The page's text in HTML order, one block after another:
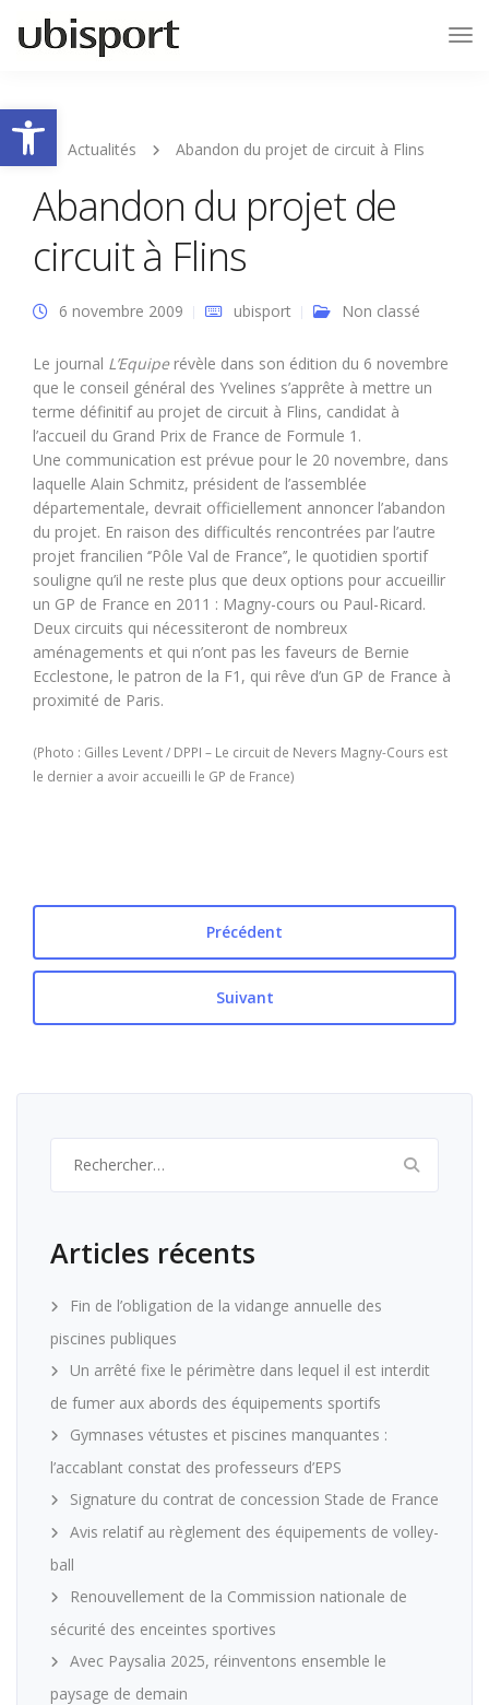
Ouvrir la barre d’outils
Actualités Abandon du projet de circuit à Flins
Abandon du projet de
circuit à Flins
6 novembre 2009 ubisport Non classé
Le journal L’Equiperévèle dans son édition du 6 novembre
que le conseil général des Yvelines s’apprête à mettre un
terme définitif au projet de circuit à Flins, candidat à
l’accueil du Grand Prix de France de Formule 1.
Une communication est prévue pour le 20 novembre, dans
laquelle Alain Schmitz, président de l’assemblée
départementale, devrait officiellement annoncer l’abandon
du projet. En raison des difficultés rencontrées par l’autre
projet francilien ‘’Pôle Val de France’’, le quotidien sportif
souligne qu’il ne reste plus que deux options pour accueillir
un GP de France en 2011 : Magny-cours ou Paul-Ricard.
Deux circuits qui nécessiteront de nombreux
aménagements et qui n’ont pas les faveurs de Bernie
Ecclestone, le patron de la F1, qui rêve d’un GP de France à
proximité de Paris.
(Photo : Gilles Levent / DPPI – Le circuit de Nevers Magny-Cours est
le dernier a avoir accueilli le GP de France)
Précédent
Suivant
Articles récents
Fin de l’obligation de la vidange annuelle des
piscines publiques
Un arrêté fixe le périmètre dans lequel il est interdit
de fumer aux abords des équipements sportifs
Gymnases vétustes et piscines manquantes :
l’accablant constat des professeurs d’EPS
Signature du contrat de concession Stade de France
Avis relatif au règlement des équipements de volley-
ball
Renouvellement de la Commission nationale de
sécurité des enceintes sportives
Avec Paysalia 2025, réinventons ensemble le
paysage de demain